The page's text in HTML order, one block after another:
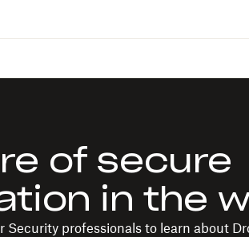
of secure
in the
Security professionals to learn about